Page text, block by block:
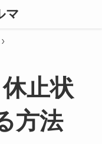
マ
止状
方法